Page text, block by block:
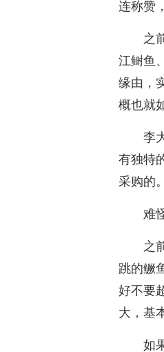
连称赞
之
江鲥鱼
缘由，
概也就
李
有独特
采购的。
难
之
跳的鳜
好不要
大，基
如